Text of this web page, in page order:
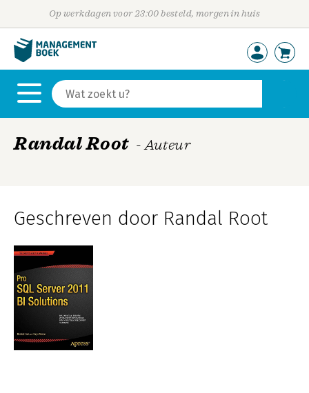
Op werkdagen voor 23:00 besteld, morgen in huis
Randal Root - Auteur
Geschreven door Randal Root